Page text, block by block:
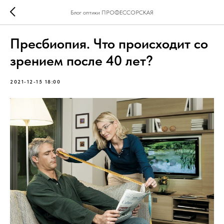
Блог оптики ПРОФЕССОРСКАЯ
Пресбиопия. Что происходит со
зрением после 40 лет?
2021-12-15 18:00